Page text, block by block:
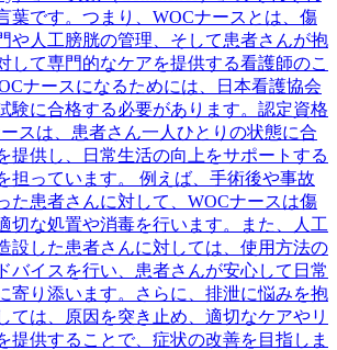
葉です。つまり、WOCナースとは、傷
や人工膀胱の管理、そして患者さんが抱
して専門的なケアを提供する看護師のこ
ナースになるためには、日本看護協会
験に合格する必要があります。認定資格
スは、患者さん一人ひとりの状態に合
提供し、日常生活の向上をサポートする
担っています。 例えば、手術後や事故
た患者さんに対して、WOCナースは傷
切な処置や消毒を行います。また、人工
設した患者さんに対しては、使用方法の
バイスを行い、患者さんが安心して日常
寄り添います。さらに、排泄に悩みを抱
ては、原因を突き止め、適切なケアやリ
提供することで、症状の改善を目指しま